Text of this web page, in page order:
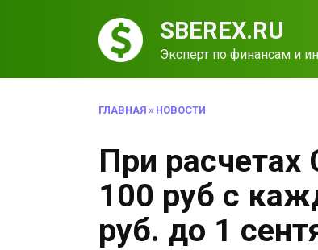
SBEREX.RU
Эксперт по финансам и
ГЛАВНАЯ » НОВОСТИ
При расчетах
100 руб с
руб. до 1